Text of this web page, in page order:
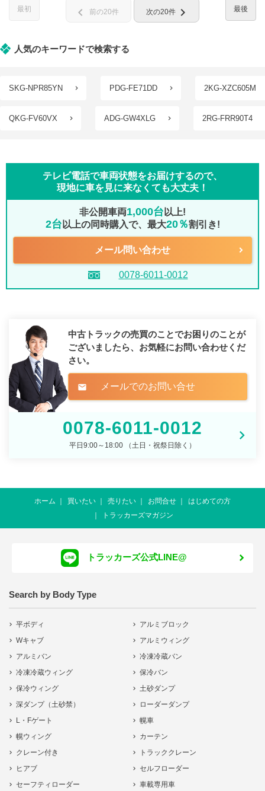
最初 最後
chevron_left 前の20件 次の20件 chevron_right
人気のキーワードで検索する
SKG-NPR85YN PDG-FE71DD 2KG-XZC605M
QKG-FV60VX ADG-GW4XLG 2RG-FRR90T4
テレビ電話で車両状態をお届けするので、
現地に車を見に来なくても大丈夫！
非公開車両1,000台 以上!
2台 以上の同時購入で、最大20％割引き!
メール問い合わせ
0078-6011-0012
中古トラックの売買のことでお困りのことが
ございましたら、 お気軽にお問い合わせくだ
さい。
mail メールでのお問い合せ
0078-6011-0012
平日9:00～18:00 （土日・祝祭日除く）
ホーム 買いたい 売りたい お問合せ
はじめての方
トラッカーズマガジン
トラッカーズ公式LINE@
Search by Body Type
平ボディ
アルミブロック
Wキャブ
アルミウィング
アルミバン
冷凍冷蔵バン
冷凍冷蔵ウィング
保冷バン
保冷ウィング
土砂ダンプ
深ダンプ（土砂禁）
ローダーダンプ
L・Fゲート
幌車
幌ウィング
カーテン
クレーン付き
トラッククレーン
ヒアブ
セルフローダー
セーフティローダー
車載専用車